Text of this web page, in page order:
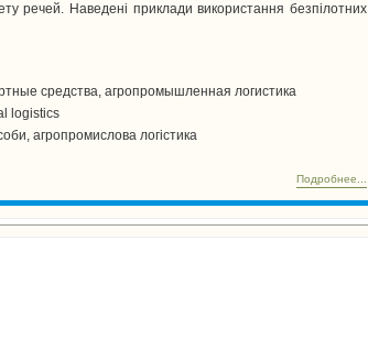
речей. Наведені приклади використання безпілотних
средства, агропромышленная логистика
logistics
агропромислова логістика
Подробнее...